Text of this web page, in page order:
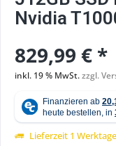
Nvidia
829,99 € *
inkl. 19 % MwSt.zzgl.
Lieferzeit 1 Werktage